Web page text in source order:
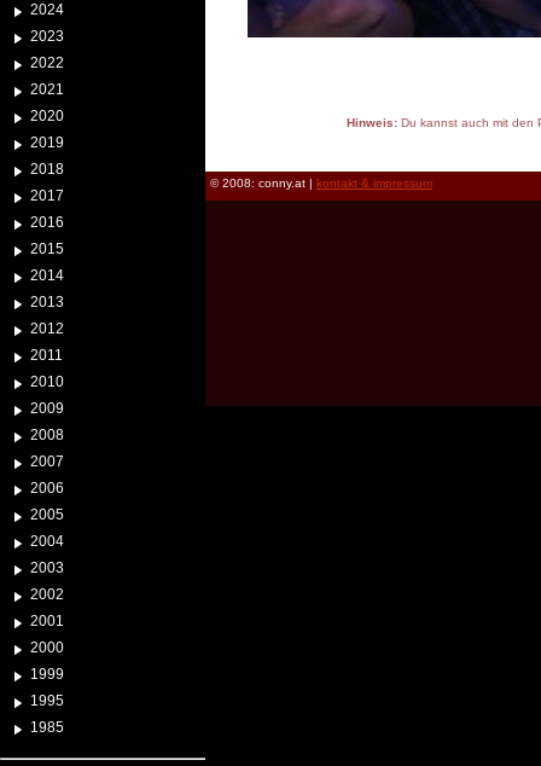
2024
2023
2022
2021
2020
2019
2018
2017
2016
2015
2014
2013
2012
2011
2010
2009
2008
2007
2006
2005
2004
2003
2002
2001
2000
1999
1995
1985
Hinweis:Du kannst auch mit den
© 2008: conny.at | kontakt & impressum